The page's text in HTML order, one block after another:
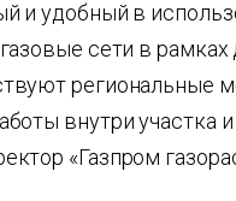
и удобный в
сети в
внутри участка
«Газпром